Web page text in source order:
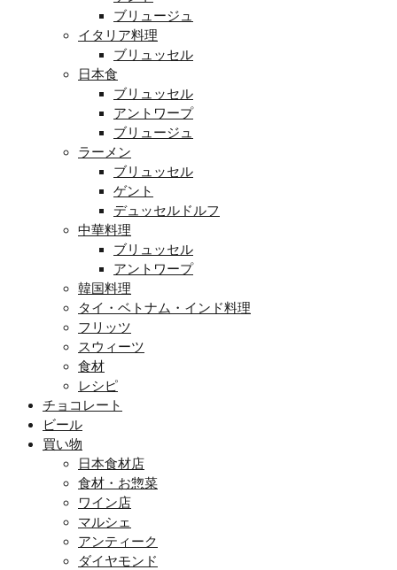
ブリュージュ
イタリア料理
ブリュッセル
日本食
ブリュッセル
アントワープ
ブリュージュ
ラーメン
ブリュッセル
ゲント
デュッセルドルフ
中華料理
ブリュッセル
アントワープ
韓国料理
タイ・ベトナム・インド料理
フリッツ
スウィーツ
食材
レシピ
チョコレート
ビール
買い物
日本食材店
食材・お惣菜
ワイン店
マルシェ
アンティーク
ダイヤモンド